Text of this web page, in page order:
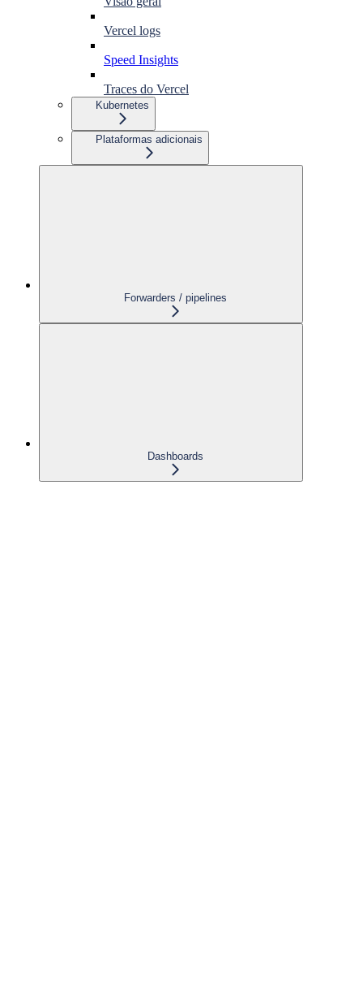
Vercel logs
Speed Insights
Traces do Vercel
Kubernetes
Plataformas adicionais
Forwarders / pipelines
Dashboards